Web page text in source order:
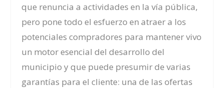
que renuncia a actividades en la vía pública,
pero pone todo el esfuerzo en atraer a los
potenciales compradores para mantener vivo
un motor esencial del desarrollo del
municipio y que puede presumir de varias
garantías para el cliente: una de las ofertas